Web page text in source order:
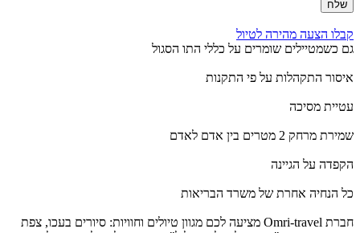
שלח
קבלו הצעה מהירה לטיול
גם כשמטיילים שומרים על כללי התו הסגול
איסור התקהלות על פי התקנות
עטיית מסיכה
שמירת מרחק 2 מטרים בין אדם לאדם
הקפדה על הגיינה
כל הנחיה אחרת של משרד הבריאות
חברת Omri-travel מציעה לכם מגוון טיולים וחוויות: סיורים בעכו, צפת